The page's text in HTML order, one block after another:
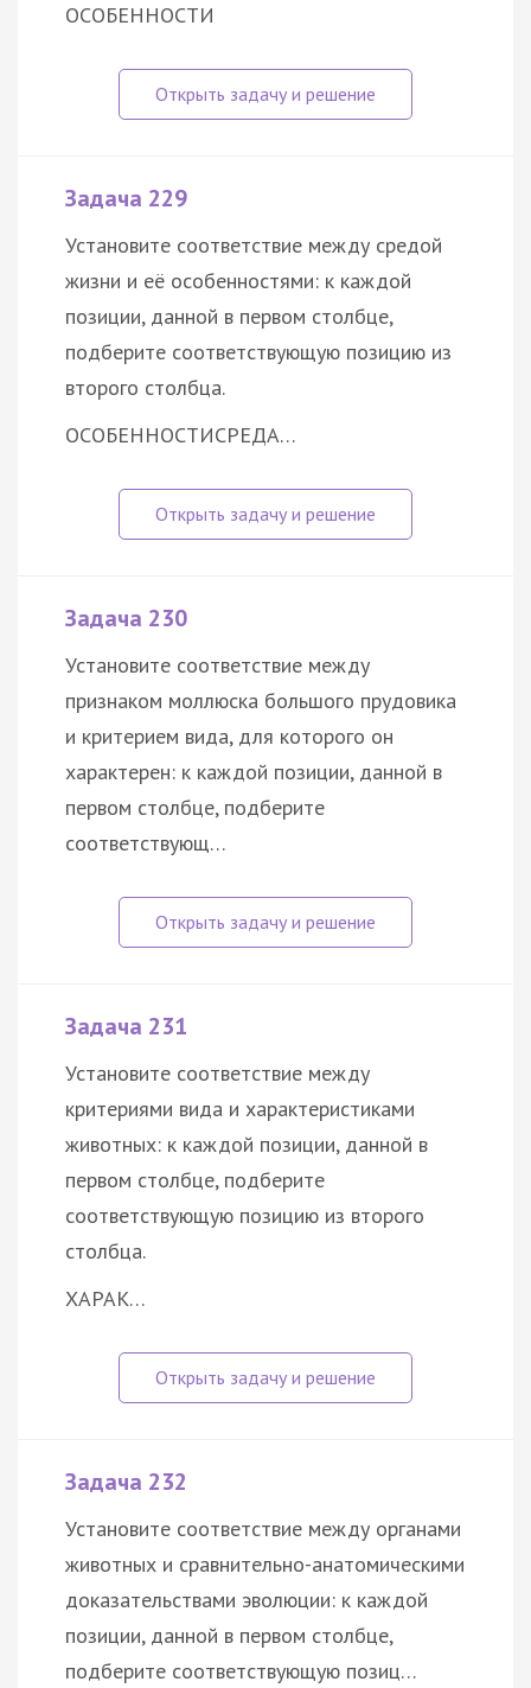
ОСОБЕННОСТИ
Задача 229
Установите соответствие между средой
жизни и её особенностями: к каждой
позиции, данной в первом столбце,
подберите соответствующую позицию из
второго столбца.
ОСОБЕННОСТИСРЕДА…
Задача 230
Установите соответствие между
признаком моллюска большого прудовика
и критерием вида, для которого он
характерен: к каждой позиции, данной в
первом столбце, подберите
соответствующ…
Задача 231
Установите соответствие между
критериями вида и характеристиками
животных: к каждой позиции, данной в
первом столбце, подберите
соответствующую позицию из второго
столбца.
ХАРАК…
Задача 232
Установите соответствие между органами
животных и сравнительно-анатомическими
доказательствами эволюции: к каждой
позиции, данной в первом столбце,
подберите соответствующую позиц…